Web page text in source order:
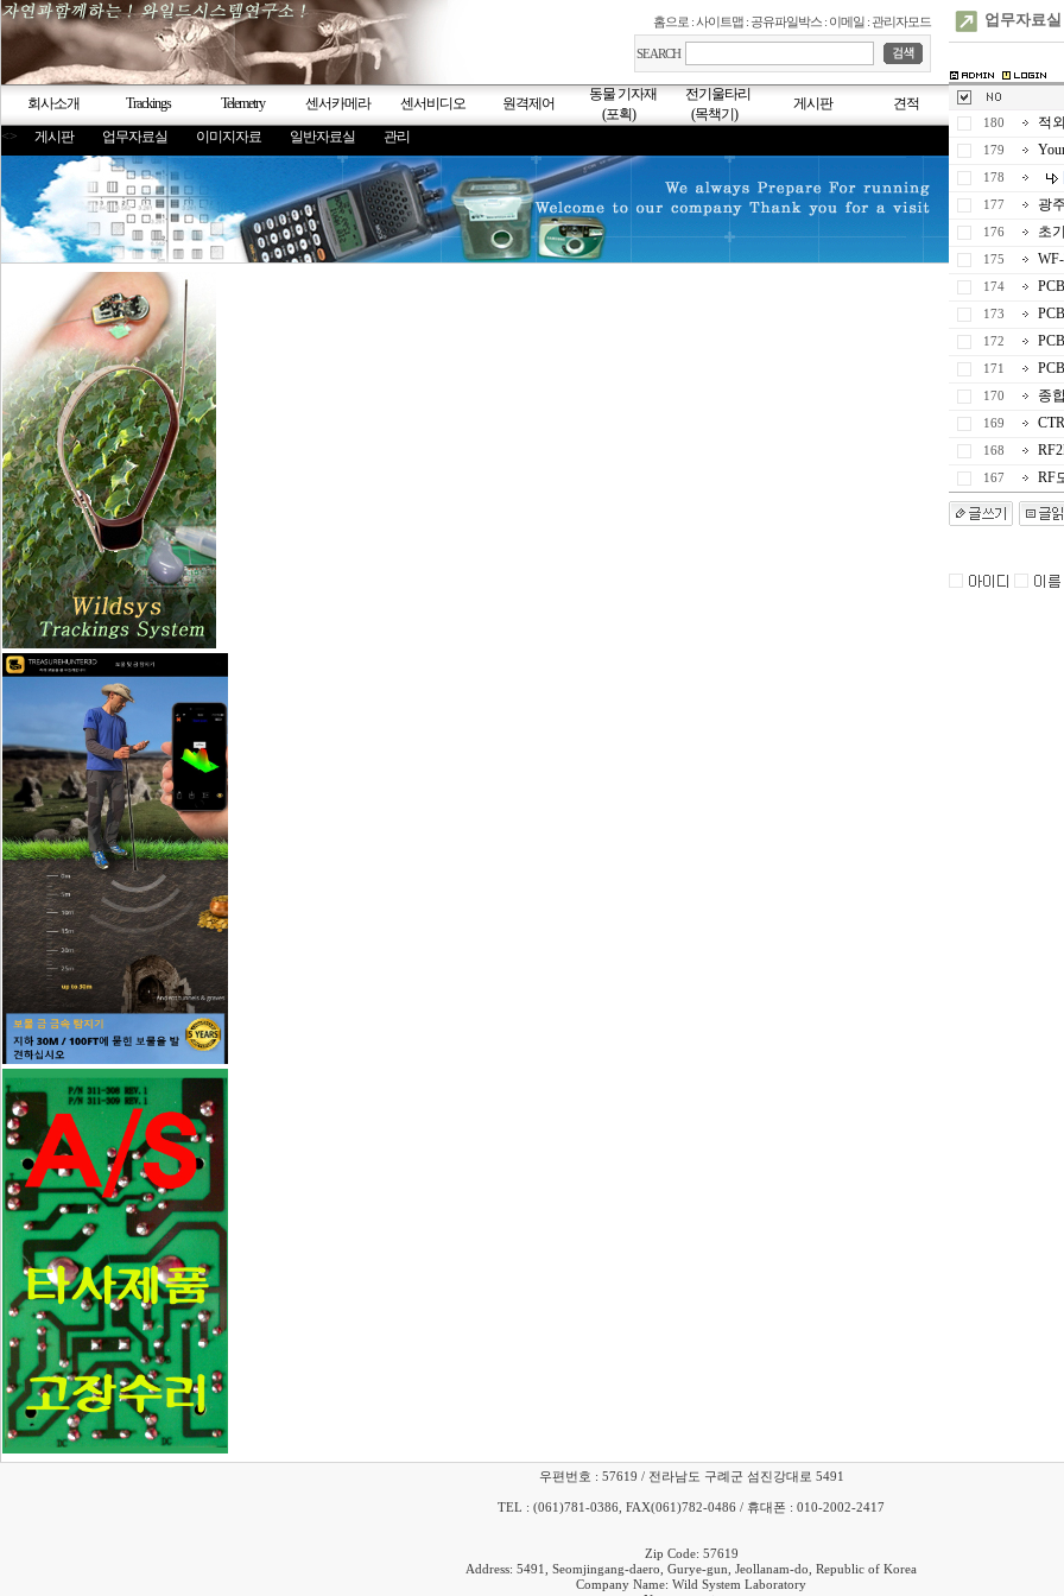
홈으로 : 사이트맵 :공유파일박스 : 이메일 :관리자모드
SEARCH
회사소개 Trackings Telemetry 센서카메라 센서비디오 원격제어
동물 기자재
(포획)
전기울타리
(목책기)
게시판
견적
<>
게시판 업무자료실 이미지자료 일반자료실 관리
업무자료실
180 적
179
178
177 광
176 초
175
174
173
172
171
170 종
169
168
167 RF
우편번호 : 57619 / 전라남도 구례군 섬진강대로 5491
TEL : (061)781-0386, FAX(061)782-0486 / 휴대폰 : 010-2002-2417
Zip Code: 57619
Address: 5491, Seomjingang-daero, Gurye-gun, Jeollanam-do, Republic of Korea
Company Name: Wild System Laboratory